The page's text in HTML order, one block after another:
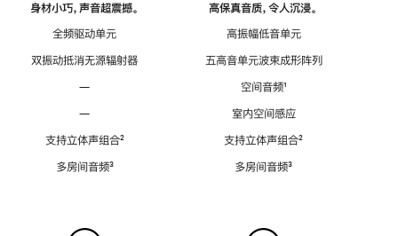
身材小巧，声音超震撼。
全频驱动单元
双振动抵消无源辐射器
—
—
支持立体声组合脚
²
多房间音频脚
³
高保真音质，令人沉浸。
高振幅低音单元
五高音单元波束成形阵列
空间音频脚
¹
室内空间感应
支持立体声组合脚
²
多房间音频脚
³